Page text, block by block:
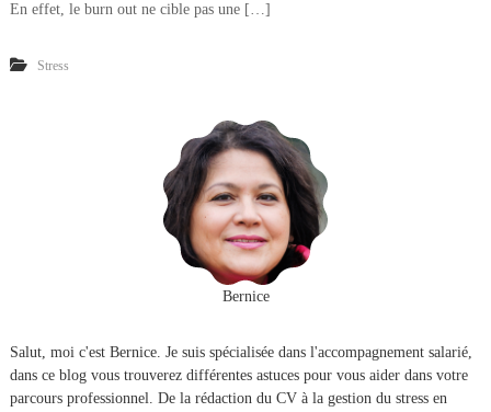
En effet, le burn out ne cible pas une […]
Stress
Bernice
Salut, moi c'est Bernice. Je suis spécialisée dans l'accompagnement salarié,
dans ce blog vous trouverez différentes astuces pour vous aider dans votre
parcours professionnel. De la rédaction du CV à la gestion du stress en